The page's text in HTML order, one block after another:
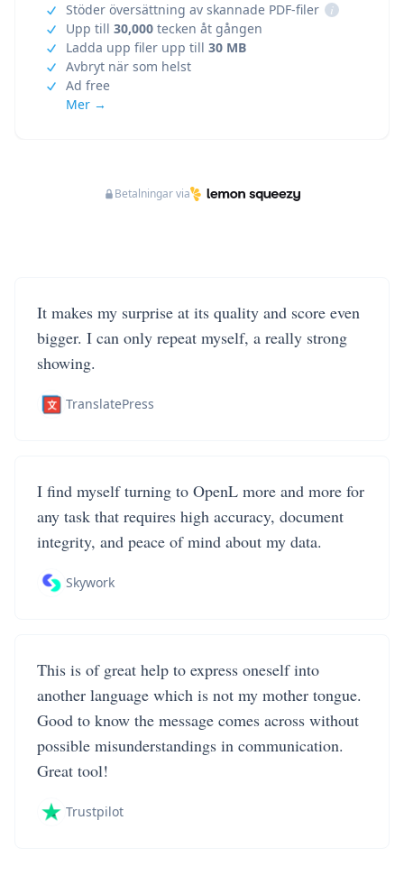
Stöder översättning av skannade PDF-filer
i
Upp till 30,000 tecken åt gången
Ladda upp filer upp till 30 MB
Avbryt när som helst
Ad free
Mer →
Betalningar via
It makes my surprise at its quality and score even
bigger. I can only repeat myself, a really strong
showing.
TranslatePress
I find myself turning to OpenL more and more for
any task that requires high accuracy, document
integrity, and peace of mind about my data.
Skywork
This is of great help to express oneself into
another language which is not my mother tongue.
Good to know the message comes across without
possible misunderstandings in communication.
Great tool!
Trustpilot